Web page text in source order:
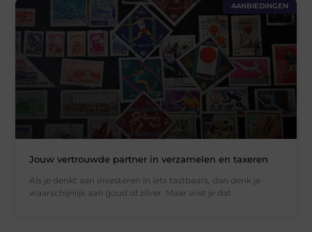
AANBIEDINGEN
Jouw vertrouwde partner in verzamelen en taxeren
Als je denkt aan investeren in iets tastbaars, dan denk je
waarschijnlijk aan goud of zilver. Maar wist je dat